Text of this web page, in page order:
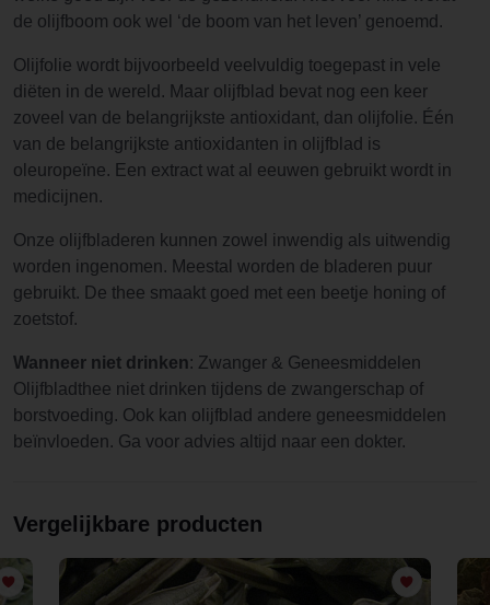
de olijfboom ook wel ‘de boom van het leven’ genoemd.
Olijfolie wordt bijvoorbeeld veelvuldig toegepast in vele
diëten in de wereld. Maar olijfblad bevat nog een keer
zoveel van de belangrijkste antioxidant, dan olijfolie. Één
van de belangrijkste antioxidanten in olijfblad is
oleuropeïne. Een extract wat al eeuwen gebruikt wordt in
medicijnen.
Onze olijfbladeren kunnen zowel inwendig als uitwendig
worden ingenomen. Meestal worden de bladeren puur
gebruikt. De thee smaakt goed met een beetje honing of
zoetstof.
Wanneer niet drinken: Zwanger & Geneesmiddelen
Olijfbladthee niet drinken tijdens de zwangerschap of
borstvoeding. Ook kan olijfblad andere geneesmiddelen
beïnvloeden. Ga voor advies altijd naar een dokter.
Vergelijkbare producten